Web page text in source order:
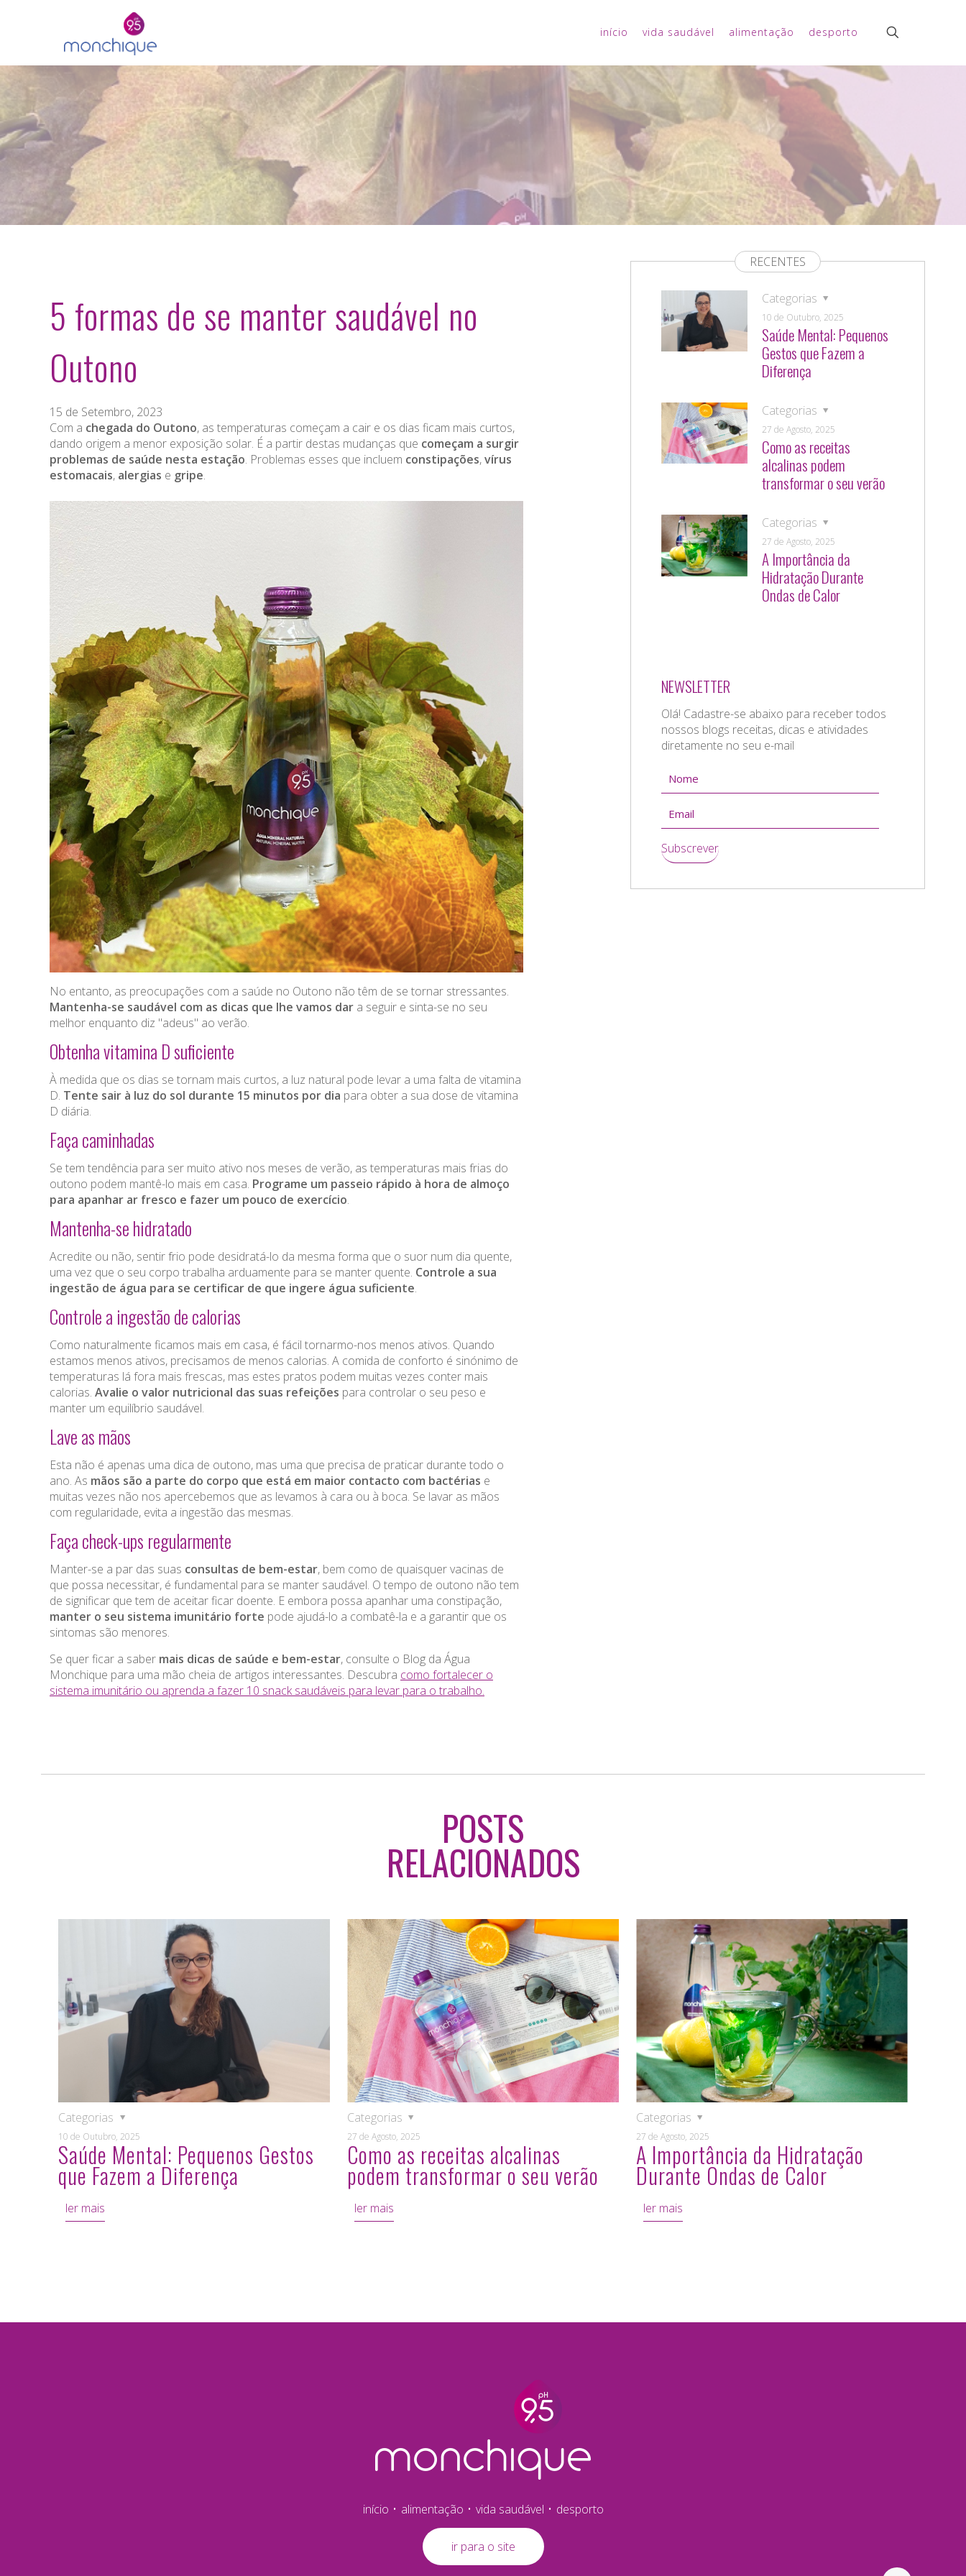
início vida saudável alimentação desporto
5 formas de se manter saudável no
Outono
15 de Setembro, 2023
Com a chegada do Outono, as temperaturas começam a cair e os dias ficam mais curtos,
dando origem a menor exposição solar. É a partir destas mudanças que começam a surgir
problemas de saúde nesta estação. Problemas esses que incluem constipações,vírus
estomacais, alergias e gripe.
No entanto, as preocupações com a saúde no Outono não têm de se tornar stressantes.
Mantenha-se saudável com as dicas que lhe vamos dar a seguir e sinta-se no seu
melhor enquanto diz "adeus" ao verão.
Obtenha vitamina D suficiente
À medida que os dias se tornam mais curtos, a luz natural pode levar a uma falta de vitamina
D. Tente sair à luz do sol durante 15 minutos por dia para obter a sua dose de vitamina
D diária.
Faça caminhadas
Se tem tendência para ser muito ativo nos meses de verão, as temperaturas mais frias do
outono podem mantê-lo mais em casa. Programe um passeio rápido à hora de almoço
para apanhar ar fresco e fazer um pouco de exercício.
Mantenha-se hidratado
Acredite ou não, sentir frio pode desidratá-lo da mesma forma que o suor num dia quente,
uma vez que o seu corpo trabalha arduamente para se manter quente. Controle a sua
ingestão de água para se certificar de que ingere água suficiente.
Controle a ingestão de calorias
Como naturalmente ficamos mais em casa, é fácil tornarmo-nos menos ativos. Quando
estamos menos ativos, precisamos de menos calorias. A comida de conforto é sinónimo de
temperaturas lá fora mais frescas, mas estes pratos podem muitas vezes conter mais
calorias. Avalie o valor nutricional das suas refeições para controlar o seu peso e
manter um equilíbrio saudável.
Lave as mãos
Esta não é apenas uma dica de outono, mas uma que precisa de praticar durante todo o
ano. As mãos são a parte do corpo que está em maior contacto com bactérias e
muitas vezes não nos apercebemos que as levamos à cara ou à boca. Se lavar as mãos
com regularidade, evita a ingestão das mesmas.
Faça check-ups regularmente
Manter-se a par das suas consultas de bem-estar, bem como de quaisquer vacinas de
que possa necessitar, é fundamental para se manter saudável. O tempo de outono não tem
de significar que tem de aceitar ficar doente. E embora possa apanhar uma constipação,
manter o seu sistema imunitário forte pode ajudá-lo a combatê-la e a garantir que os
sintomas são menores.
Se quer ficar a saber mais dicas de saúde e bem-estar, consulte o Blog da Água
Monchique para uma mão cheia de artigos interessantes. Descubra como fortalecer o
sistema imunitário ou aprenda a fazer 10 snack saudáveis para levar para o trabalho.
RECENTES
10 de Outubro, 2025
Categorias
Saúde Mental: Pequenos
Gestos que Fazem a
Diferença
27 de Agosto, 2025
Categorias
Como as receitas
alcalinas podem
transformar o seu verão
27 de Agosto, 2025
Categorias
A Importância da
Hidratação Durante
Ondas de Calor
NEWSLETTER
Olá! Cadastre-se abaixo para receber todos
nossos blogs receitas, dicas e atividades
diretamente no seu e-mail
POSTS
RELACIONADOS
10 de Outubro, 2025
Categorias
Saúde Mental: Pequenos Gestos
que Fazem a Diferença
ler mais
27 de Agosto, 2025
Categorias
Como as receitas alcalinas
podem transformar o seu verão
ler mais
27 de Agosto, 2025
Categorias
A Importância da Hidratação
Durante Ondas de Calor
ler mais
início alimentação vida saudável desporto
ir para o site